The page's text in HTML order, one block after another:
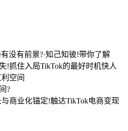
没有前景?·知己知彼!带你了解
!抓住入局TikTok的最好时机快人
空间
?
商业化锚定!触达TikTok电商变现